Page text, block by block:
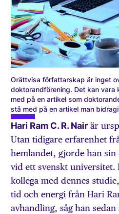
Orättvisa författarskap är inget
doktorandförening. Det kan vara
med på en artikel som
stå med på en artikel man
Hari Ram C. R. Nair är
Utan tidigare erfarenhet
hemlandet, gjorde han
vid ett svenskt universitet.
kollega med dennes
tid och energi från Hari
avhandling, såg han